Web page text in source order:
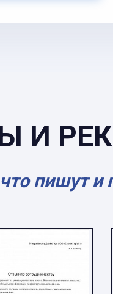
И
пишут и